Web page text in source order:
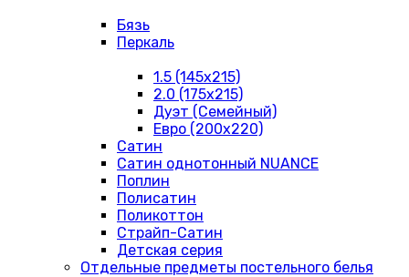
Бязь
Перкаль
1.5 (145х215)
2.0 (175х215)
Дуэт (Семейный)
Евро (200х220)
Сатин
Сатин однотонный NUANCE
Поплин
Полисатин
Поликоттон
Страйп-Сатин
Детская серия
Отдельные предметы постельного белья